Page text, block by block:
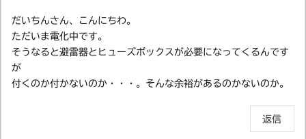
だいちんさん、こんにちわ。
ただいま電化中です。
そうなると避雷器とヒューズボックスが必要になってくるんです
が
付くのか付かないのか・・・。そんな余裕があるのかないのか。
返信